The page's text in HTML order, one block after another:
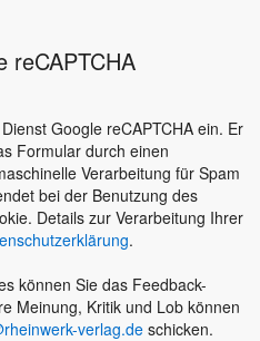
reCAPTCHA
Google reCAPTCHA ein. Er
Formular durch einen
Verarbeitung für Spam
bei der Benutzung des
Details zur Verarbeitung Ihrer
.
können Sie das Feedback-
Meinung, Kritik und Lob können
verlag.deschicken.